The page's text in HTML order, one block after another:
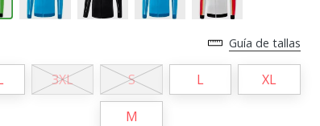
Guía de tallas
3XL S L XL
M